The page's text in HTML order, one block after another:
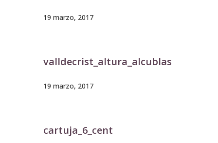
19 marzo, 2017
valldecrist_altura_alcublas
19 marzo, 2017
cartuja_6_cent